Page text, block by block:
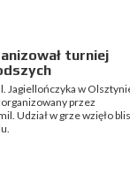
turniej
Jagiellończyka w
przez
Udział w grze wzięło